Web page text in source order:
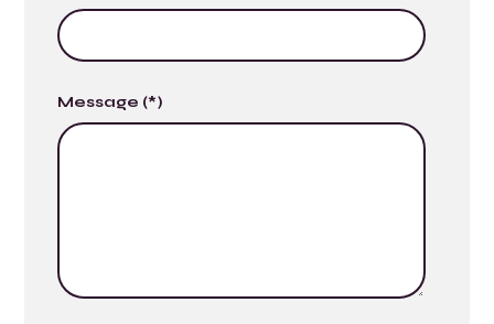
Message (*)